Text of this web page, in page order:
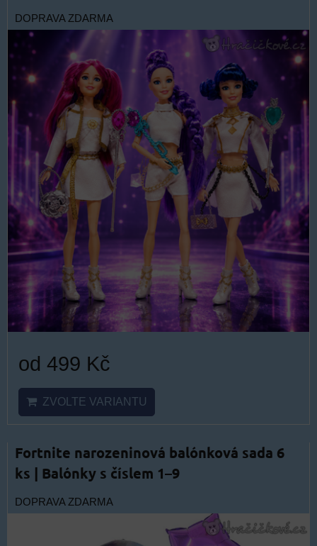
DOPRAVA ZDARMA
od 499 Kč
ZVOLTE VARIANTU
Fortnite narozeninová balónková sada 6
ks | Balónky s číslem 1–9
DOPRAVA ZDARMA